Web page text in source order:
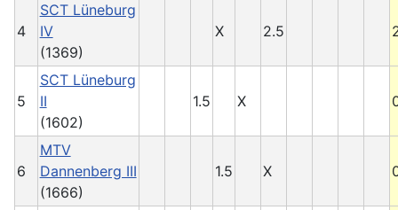
4
SCT Lüneburg
IV
(1369)
X 2.5
5
SCT Lüneburg
II
(1602)
1.5 X
6
MTV
Dannenberg III
(1666)
1.5 X